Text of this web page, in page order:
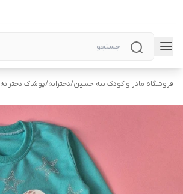
فروشگاه مادر و کودک ننه حسین/دخترانه/پوشاک دخترانه